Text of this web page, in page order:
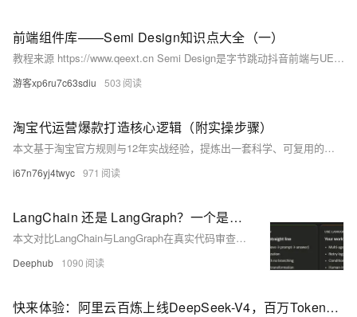
前端组件库——Semi Design知识点大全（一）
教程来源 https://www.qeext.cn Semi Design是字节跳动抖音前端与UED团队联合打造的企业级设计系统，涵盖设计语言、2800+ Design Tokens、React组件库、主题定制、D2C/CD2等完整生态，助力中后台应用高效实现设计研发协同与品牌一致性。
游客xp6ru7c63sdiu 503
淘宝代运营爆款打造核心逻辑（附实操步骤）
本文基于淘宝官方规则与12年实战经验，提炼出一套科学、可复用的爆款打造方法论。涵盖产品选型（30%）、内容优化（25%）、流量运营（25%）、口碑维护（20%）四大维度，含8步实操流程与真实案例验证，助力商家提升转化、延长爆款生命周期。（239字）
i67n76yj4twyc 971
LangChain 还是 LangGraph？一个是编排一个是工具包
本文对比LangChain与LangGraph在真实代码审查流水线中的实践：二者API、Agent逻辑与Gemini 2.5 Flash调用完全一致。LangChain适合线性流程，简洁高效；LangGraph则以状态机支持条件分支、循环重试与人工干预，是复杂编排的唯一解。二者非替代关系，而是抽象层级互补——LangChain v1.0的Agent已构建于LangGraph之上。
Deephub 1090
快来体验：阿里云百炼上线DeepSeek-V4，百万Tokens输入最低仅需1元